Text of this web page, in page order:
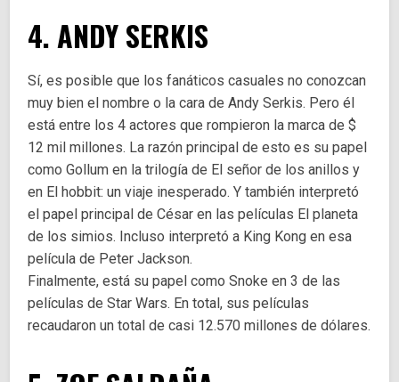
4. ANDY SERKIS
Sí, es posible que los fanáticos casuales no conozcan
muy bien el nombre o la cara de Andy Serkis. Pero él
está entre los 4 actores que rompieron la marca de $
12 mil millones. La razón principal de esto es su papel
como Gollum en la trilogía de El señor de los anillos y
en El hobbit: un viaje inesperado. Y también interpretó
el papel principal de César en las películas El planeta
de los simios. Incluso interpretó a King Kong en esa
película de Peter Jackson.
Finalmente, está su papel como Snoke en 3 de las
películas de Star Wars. En total, sus películas
recaudaron un total de casi 12.570 millones de dólares.